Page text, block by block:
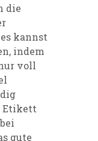
die
kannst
indem
voll
Etikett
gute